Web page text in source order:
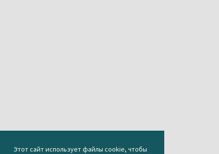
Этот сайт использует файлы cookie, чтобы